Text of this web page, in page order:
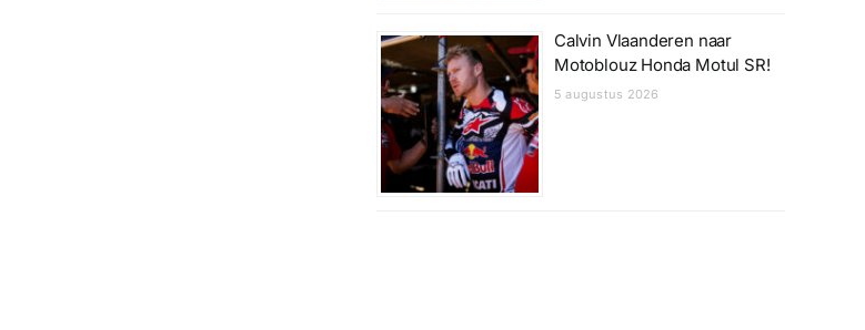
Calvin Vlaanderen naar
Motoblouz Honda Motul SR!
5 augustus 2026